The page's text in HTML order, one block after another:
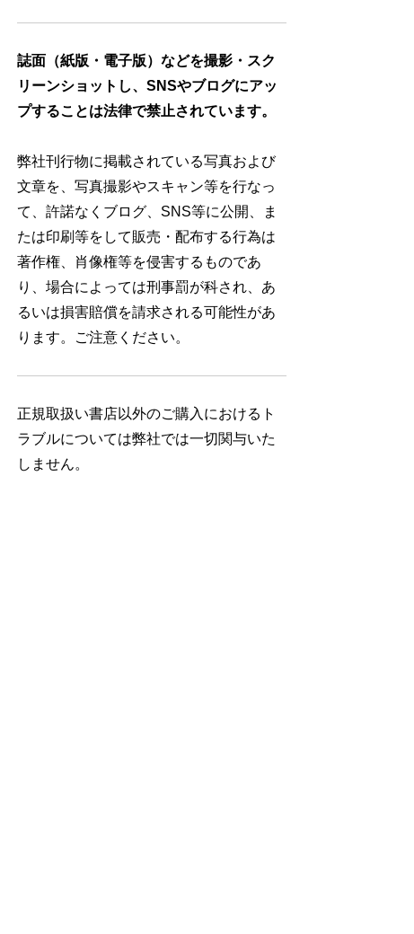
誌面（紙版・電子版）などを撮影・スク
リーンショットし、SNSやブログにアッ
プすることは法律で禁止されています。
弊社刊行物に掲載されている写真および
文章を、写真撮影やスキャン等を行なっ
て、許諾なくブログ、SNS等に公開、ま
たは印刷等をして販売・配布する行為は
著作権、肖像権等を侵害するものであ
り、場合によっては刑事罰が科され、あ
るいは損害賠償を請求される可能性があ
ります。ご注意ください。
正規取扱い書店以外のご購入におけるト
ラブルについては弊社では一切関与いた
しません。